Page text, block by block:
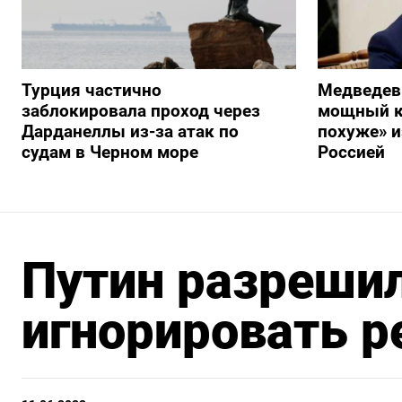
Турция частично
заблокировала проход через
Дарданеллы из-за атак по
судам в Черном море
мощный
похуже»
Россией
Путин
игнорировать